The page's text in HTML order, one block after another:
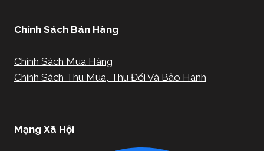
Chính Sách Bán Hàng
Chính Sách Mua Hàng
Chính Sách Thu Mua, Thu Đổi Và Bảo Hành
Mạng Xã Hội